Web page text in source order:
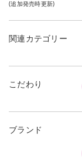
(追加発売時更新)
関連カテゴリー
こだわり
ブランド